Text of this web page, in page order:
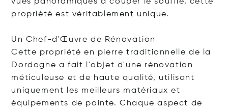
propriété est véritablement unique.
Un Chef-d'Œuvre de Rénovation
Cette propriété en pierre traditionnelle de la
Dordogne a fait l'objet d'une rénovation
méticuleuse et de haute qualité, utilisant
uniquement les meilleurs matériaux et
équipements de pointe. Chaque aspect de